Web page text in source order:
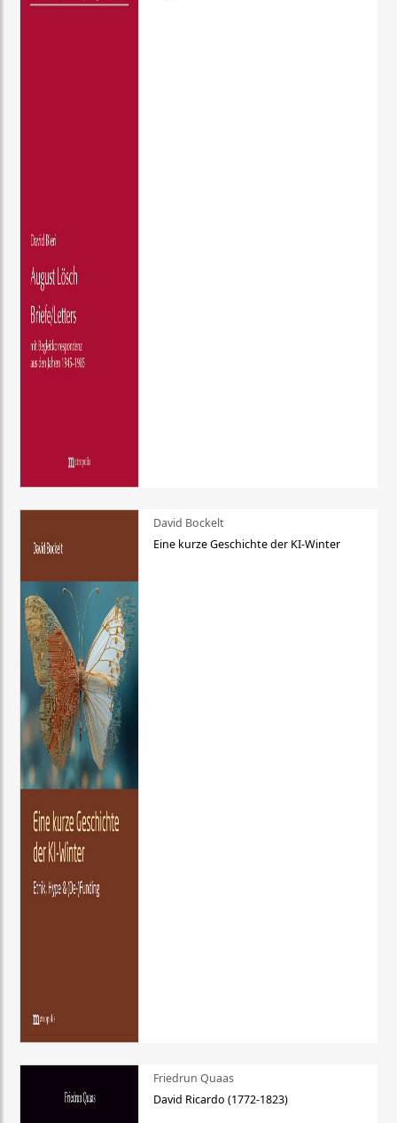
David Bockelt
Eine kurze Geschichte der KI-Winter
Friedrun Quaas
David Ricardo (1772-1823)